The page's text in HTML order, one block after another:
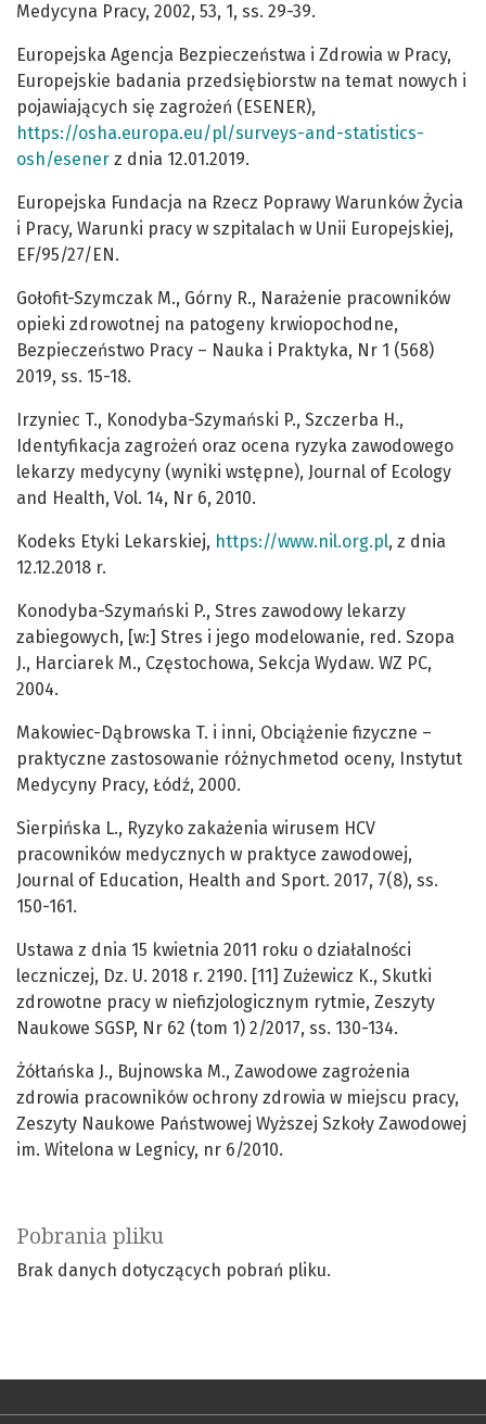
Medycyna Pracy, 2002, 53, 1, ss. 29-39.
Europejska Agencja Bezpieczeństwa i Zdrowia w Pracy,
Europejskie badania przedsiębiorstw na temat nowych i
pojawiających się zagrożeń (ESENER),
https://osha.europa.eu/pl/surveys-and-statistics-
osh/esener z dnia 12.01.2019.
Europejska Fundacja na Rzecz Poprawy Warunków Życia
i Pracy, Warunki pracy w szpitalach w Unii Europejskiej,
EF/95/27/EN.
Gołofit-Szymczak M., Górny R., Narażenie pracowników
opieki zdrowotnej na patogeny krwiopochodne,
Bezpieczeństwo Pracy – Nauka i Praktyka, Nr 1 (568)
2019, ss. 15-18.
Irzyniec T., Konodyba-Szymański P., Szczerba H.,
Identyfikacja zagrożeń oraz ocena ryzyka zawodowego
lekarzy medycyny (wyniki wstępne), Journal of Ecology
and Health, Vol. 14, Nr 6, 2010.
Kodeks Etyki Lekarskiej, https://www.nil.org.pl, z dnia
12.12.2018 r.
Konodyba-Szymański P., Stres zawodowy lekarzy
zabiegowych, [w:] Stres i jego modelowanie, red. Szopa
J., Harciarek M., Częstochowa, Sekcja Wydaw. WZ PC,
2004.
Makowiec-Dąbrowska T. i inni, Obciążenie fizyczne –
praktyczne zastosowanie różnychmetod oceny, Instytut
Medycyny Pracy, Łódź, 2000.
Sierpińska L., Ryzyko zakażenia wirusem HCV
pracowników medycznych w praktyce zawodowej,
Journal of Education, Health and Sport. 2017, 7(8), ss.
150-161.
Ustawa z dnia 15 kwietnia 2011 roku o działalności
leczniczej, Dz. U. 2018 r. 2190. [11] Zużewicz K., Skutki
zdrowotne pracy w niefizjologicznym rytmie, Zeszyty
Naukowe SGSP, Nr 62 (tom 1) 2/2017, ss. 130-134.
Żółtańska J., Bujnowska M., Zawodowe zagrożenia
zdrowia pracowników ochrony zdrowia w miejscu pracy,
Zeszyty Naukowe Państwowej Wyższej Szkoły Zawodowej
im. Witelona w Legnicy, nr 6/2010.
Pobrania pliku
Brak danych dotyczących pobrań pliku.